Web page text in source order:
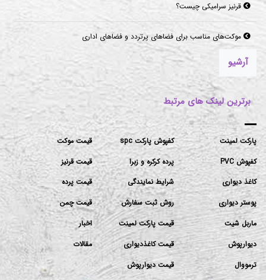
قرنیز سرامیکی چیست؟
موکت‌های مناسب برای فضاهای پرتردد و فضاهای اداری
آرشیو
برترین لینک های مرتبط
پارکت لمینت
کفپوش PVC
کاغذ دیواری
پوستر دیواری
ماربل شیت
دیوارپوش
ترمووال
کفپوش پارکت spc
پرده کرکره و زبرا
شرایط نمایندگی
روش ثبت سفارش
قیمت پارکت لمینت
قیمت کاغذدیواری
قیمت دیوارپوش
قیمت موکت
قیمت قرنیز
قیمت پرده
قیمت چمن
اخبار
مقالات